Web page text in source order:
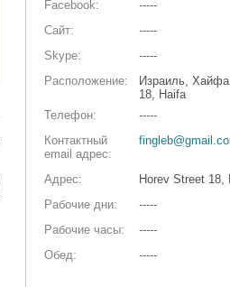
Facebook:
-----
Сайт:
-----
Skype:
-----
Расположение:
Израиль,
18, Haifa
Телефон:
-----
Контактный
email адрес:
Адрес:
Horev Street 18,
Рабочие дни:
-----
Рабочие часы:
-----
Обед:
-----